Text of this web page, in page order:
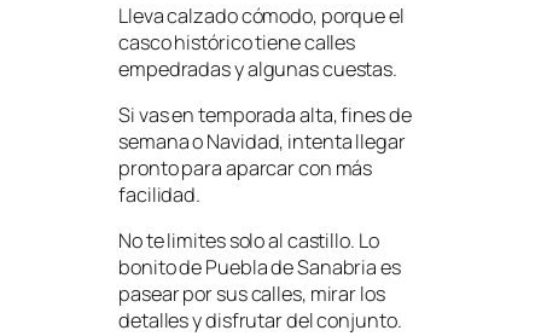
Lleva calzado cómodo, porque el
casco histórico tiene calles
empedradas y algunas cuestas.
Si vas en temporada alta, fines de
semana o Navidad, intenta llegar
pronto para aparcar con más
facilidad.
No te limites solo al castillo. Lo
bonito de Puebla de Sanabria es
pasear por sus calles, mirar los
detalles y disfrutar del conjunto.